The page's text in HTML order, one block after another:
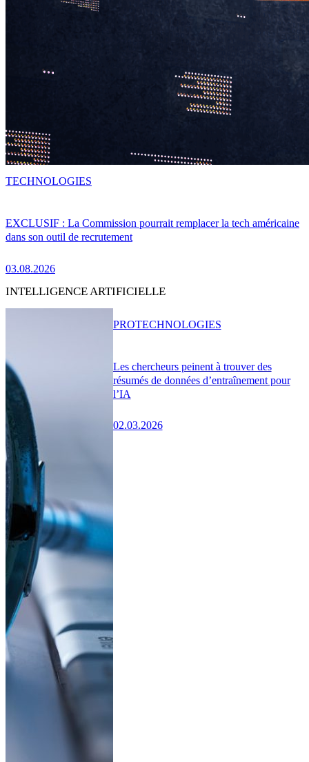
EXCLUSIF : La Commission pourrait remplacer la tech américaine
dans son outil de recrutement
03.08.2026
TECHNOLOGIES
INTELLIGENCE ARTIFICIELLE
Les chercheurs peinent à trouver des
résumés de données d’entraînement pour
l’IA
02.03.2026
PROTECHNOLOGIES